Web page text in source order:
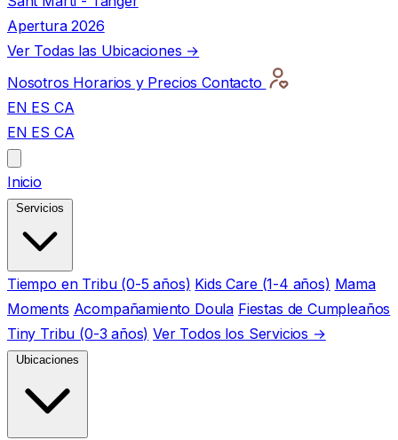
Apertura 2026
Ver Todas las Ubicaciones →
Nosotros Horarios y PreciosContacto
EN ES CA
EN ES CA
Inicio
Servicios
Tiempo en Tribu (0-5 años) Kids Care (1-4 años) Mama
Moments Acompañamiento Doula Fiestas de Cumpleaños
Tiny Tribu (0-3 años) Ver Todos los Servicios →
Ubicaciones